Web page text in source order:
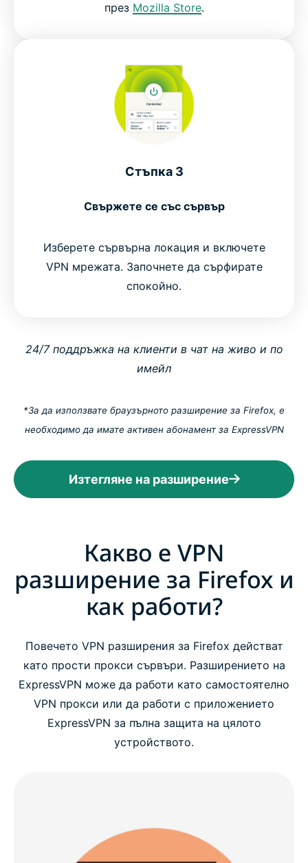
през Mozilla Store.
Стъпка 3
Свържете се със сървър
Изберете сървърна локация и включете
VPN мрежата. Започнете да сърфирате
спокойно.
24/7 поддръжка на клиенти в чат на живо и по
имейл
*За да използвате браузърното разширение за Firefox, е
необходимо да имате активен абонамент за ExpressVPN
Изтегляне на разширение
Какво е VPN
разширение за Firefox и
как работи?
Повечето VPN разширения за Firefox действат
като прости прокси сървъри. Разширението на
ExpressVPN може да работи като самостоятелно
VPN прокси или да работи с приложението
ExpressVPN за пълна защита на цялото
устройството.